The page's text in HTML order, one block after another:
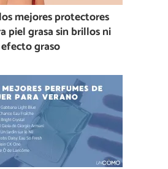
mejores protectores
piel grasa sin brillos ni
efecto graso